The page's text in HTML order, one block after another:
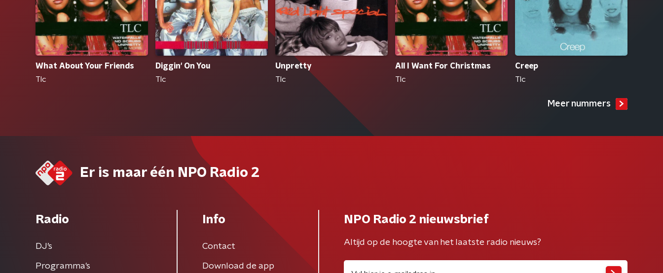
What About Your Friends
Tlc
Diggin' On You
Tlc
Unpretty
Tlc
All I Want For Christmas
Tlc
Creep
Tlc
Meer nummers
Er is maar één NPO Radio 2
Radio
DJ’s
Programma's
Info
Contact
Download de app
NPO Radio 2 nieuwsbrief
Altijd op de hoogte van het laatste radio nieuws?